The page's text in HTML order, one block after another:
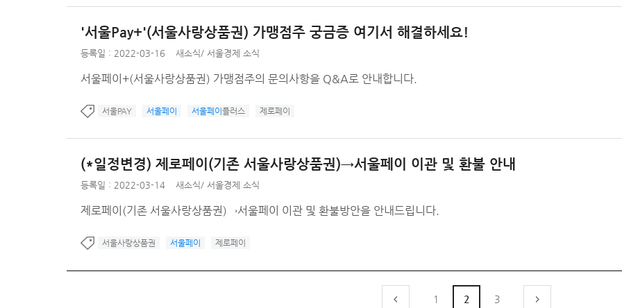
'서울Pay+'(서울사랑상품권) 가맹점주 궁금증 여기서 해결하세요!
등록일 : 2022-03-16 새소식/ 서울경제 소식
서울페이+(서울사랑상품권) 가맹점주의 문의사항을 Q&A로 안내합니다.
서울PAY 서울페이 서울페이 플러스 제로페이
(*일정변경) 제로페이(기존 서울사랑상품권)→서울페이 이관 및 환불 안내
등록일 : 2022-03-14 새소식/ 서울경제 소식
제로페이(기존 서울사랑상품권)→서울페이 이관 및 환불방안을 안내드립니다.
서울사랑상품권 서울페이 제로페이
1 2 3